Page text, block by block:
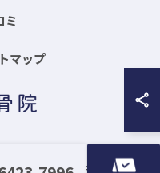
ミ
マップ
院 ALL RIGHTS RESERVED.